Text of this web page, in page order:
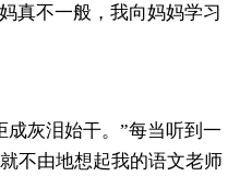
真不一般，我向妈妈学习
灰泪始干。”每当听到一
不由地想起我的语文老师